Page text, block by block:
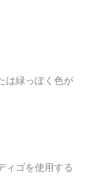
は緑っぽく色が
ィゴを使用する